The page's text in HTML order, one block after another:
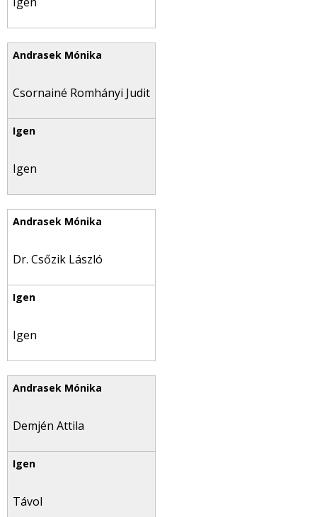
Csornainé Romhányi Judit
Igen
Dr. Csőzik László
Igen
Demjén Attila
Távol